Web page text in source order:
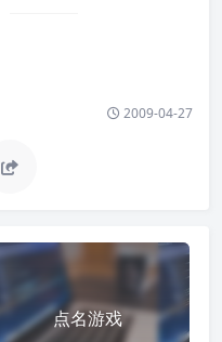
2009-04-27
点名游戏